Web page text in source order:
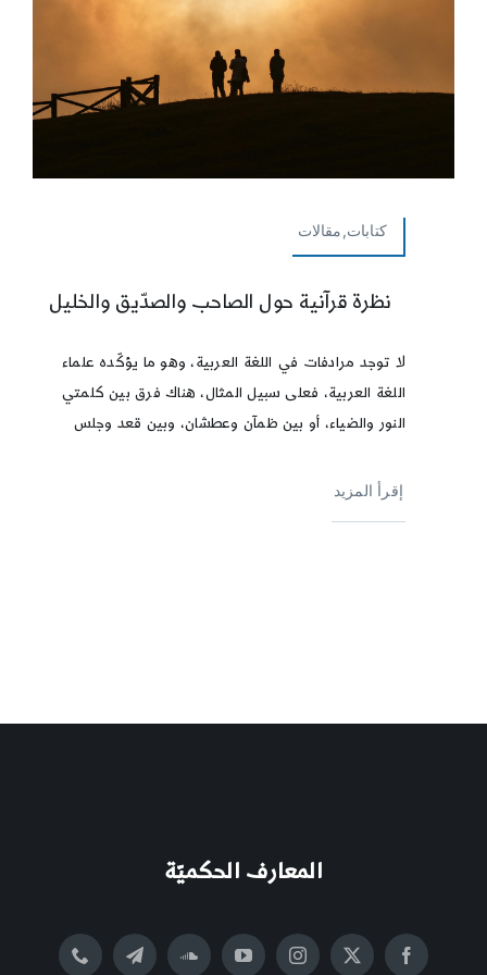
كتابات,مقالات
نظرة قرآنية حول الصاحب والصدّيق والخليل
لا توجد مرادفات في اللغة العربية، وهو ما يؤكّده علماء
اللغة العربية، فعلى سبيل المثال، هناك فرق بين كلمتي
النور والضياء، أو بين ظمآن وعطشان، وبين قعد وجلس
إقرأ المزيد
المعارف الحكميّة